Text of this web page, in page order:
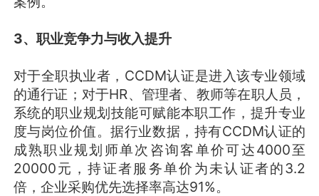
3、职业竞争力与收入提升
对于全职执业者，CCDM认证是进入该专业领域
的通行证；对于HR、管理者、教师等在职人员，
系统的职业规划技能可赋能本职工作，提升专业
度与岗位价值。据行业数据，持有CCDM认证的
成熟职业规划师单次咨询客单价可达4000至
20000元，持证者服务单价为未认证者的3.2
倍，企业采购优先选择率高达91%。